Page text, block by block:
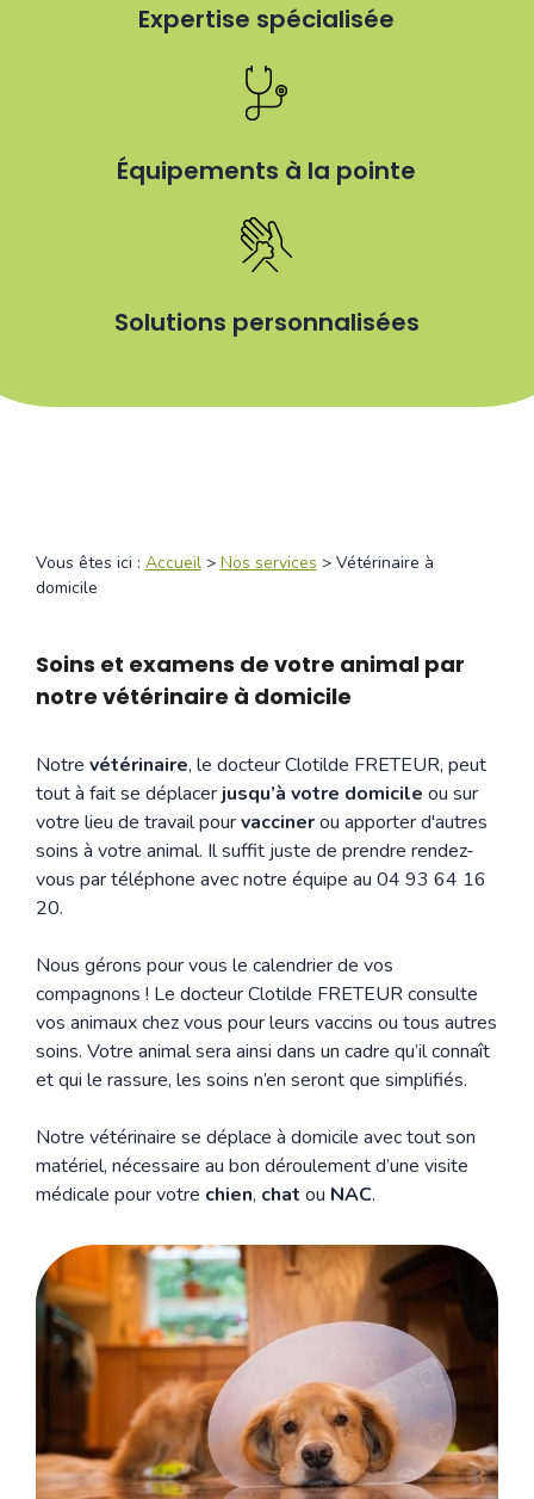
Expertise spécialisée
Équipements à la pointe
Solutions personnalisées
Vous êtes ici : Accueil> Nos services > Vétérinaire à
domicile
Soins et examens de votre animal par
notre vétérinaire à domicile
Notre vétérinaire, le docteur Clotilde FRETEUR, peut
tout à fait se déplacer jusqu’à votre domicile ou sur
votre lieu de travail pourvaccinerou apporter d'autres
soins à votre animal. Il suffit juste de prendre rendez-
vous par téléphone avec notre équipe au 04 93 64 16
20.
Nous gérons pour vous le calendrier de vos
compagnons ! Le docteur Clotilde FRETEUR consulte
vos animaux chez vous pour leurs vaccins ou tous autres
soins. Votre animal sera ainsi dans un cadre qu’il connaît
et qui le rassure, les soins n’en seront que simplifiés.
Notre vétérinaire se déplace à domicile avec tout son
matériel, nécessaire au bon déroulement d’une visite
médicale pour votre chien, chat ou NAC.